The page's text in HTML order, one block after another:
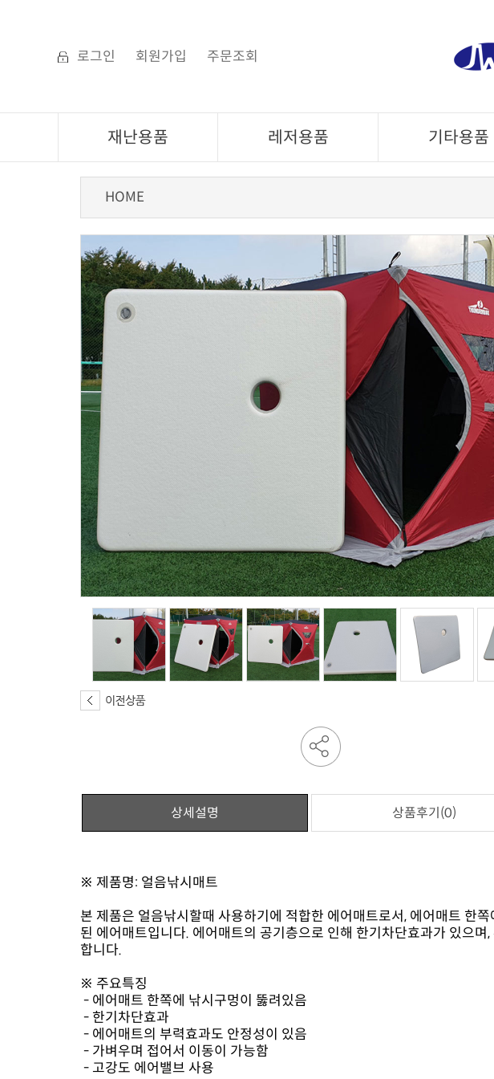
로그인 회원가입 주문조회
재난용품 레저용품 기타용품
HOME
상세설명 상품후기(0)
※ 제품명: 얼음낚시매트
합니다.
※ 주요특징
- 에어매트 한쪽에 낚시구멍이 뚫려있음
- 한기차단효과
- 에어매트의 부력효과도 안정성이 있음
- 가벼우며 접어서 이동이 가능함
- 고강도 에어밸브 사용